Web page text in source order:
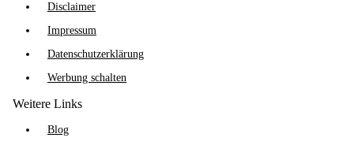
Disclaimer
Impressum
Datenschutzerklärung
Werbung schalten
Weitere Links
Blog